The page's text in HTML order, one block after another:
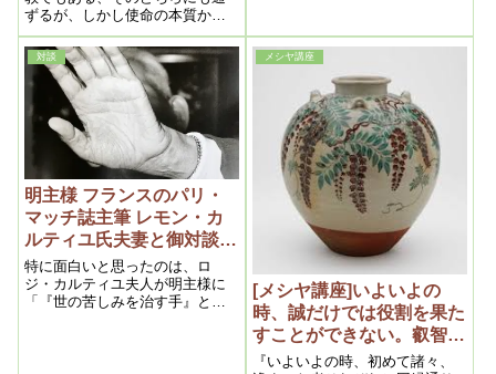
ずるが、しかし使命の本質から
みれば開教の方が正しいかもし
れない
対談
明主様 フランスのパリ・
マッチ誌主筆 レモン・カ
ルティユ氏夫妻と御対談
その２（栄光164号 昭和二
十七年七月九日）
特に面白いと思ったのは、ロ
ジ・カルティユ夫人が明主様に
「『世の苦しみを治す手』とい
メシヤ講座
[メシヤ講座]いよいよの
時、誠だけでは役割を果た
すことができない。叡智を
いただけるように学ぶ。２
『いよいよの時、初めて諸々、